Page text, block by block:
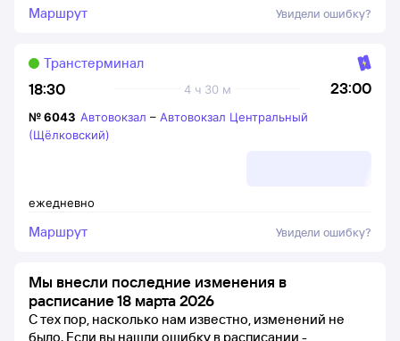
Маршрут Увидели ошибку?
18:30 23:00
4 ч 30 м
Транстерминал
ежедневно
№6043 Автовокзал – Автовокзал Центральный
(Щёлковский)
Маршрут Увидели ошибку?
Мы внесли последние изменения в
расписание 18 марта 2026
С тех пор, насколько нам известно, изменений не
было. Если вы нашли ошибку в расписании -